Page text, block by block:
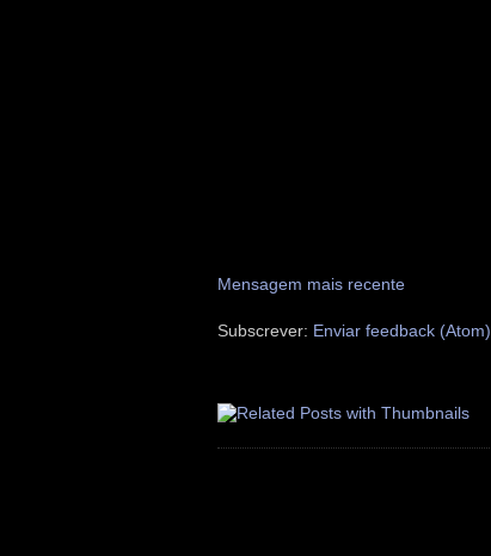
Mensagem mais recente
Subscrever: Enviar feedback (Atom)